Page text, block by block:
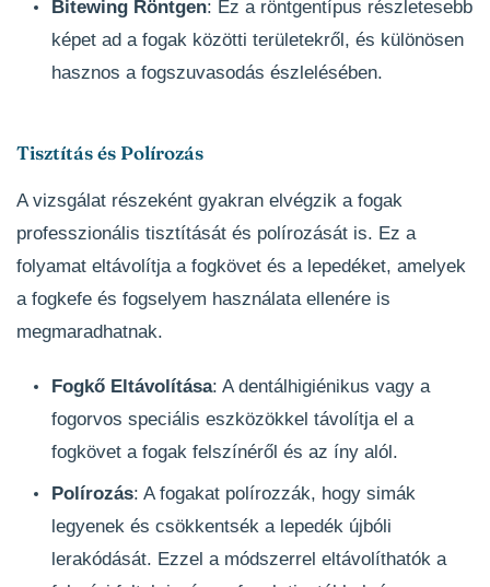
Bitewing Röntgen: Ez a röntgentípus részletesebb
képet ad a fogak közötti területekről, és különösen
hasznos a fogszuvasodás észlelésében.
Tisztítás és Polírozás
A vizsgálat részeként gyakran elvégzik a fogak
professzionális tisztítását és polírozását is. Ez a
folyamat eltávolítja a fogkövet és a lepedéket, amelyek
a fogkefe és fogselyem használata ellenére is
megmaradhatnak.
Fogkő Eltávolítása: A dentálhigiénikus vagy a
fogorvos speciális eszközökkel távolítja el a
fogkövet a fogak felszínéről és az íny alól.
Polírozás: A fogakat polírozzák, hogy simák
legyenek és csökkentsék a lepedék újbóli
lerakódását. Ezzel a módszerrel eltávolíthatók a